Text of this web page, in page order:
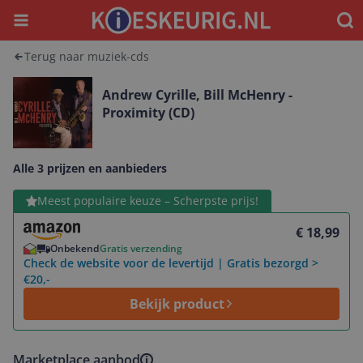
Menu
Terug naar muziek-cds
Andrew Cyrille, Bill McHenry -
Proximity (CD)
Alle 3 prijzen en aanbieders
Meest populaire keuze – Scherpste prijs!
€ 18,99
OnbekendGratis verzending
Check de website voor de levertijd | Gratis bezorgd >
€20,-
Bekijk product
Bekijk product